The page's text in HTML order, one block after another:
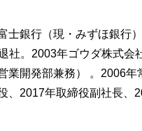
士銀行（現・みずほ銀行
社。2003年ゴウダ株式会
業開発部兼務） 。2006年
、2017年取締役副社長、